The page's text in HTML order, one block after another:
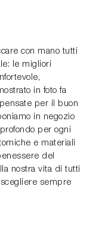
con mano tutti
le migliori
in foto fa
per il buon
in negozio
per ogni
e materiali
del
nostra vita di tutti
sempre